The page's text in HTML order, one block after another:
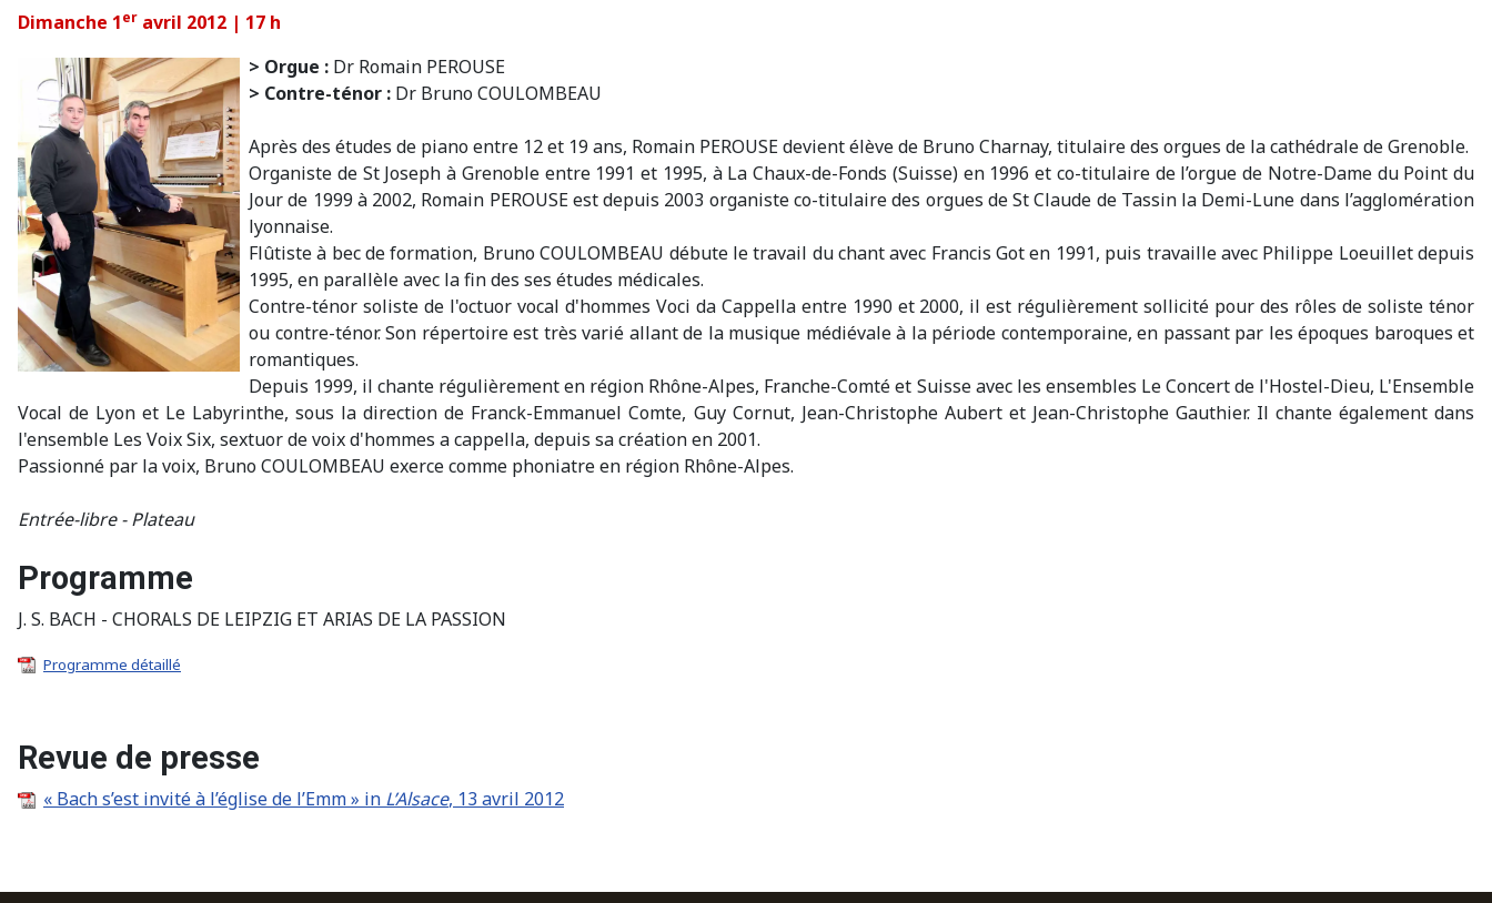
Dimanche 1er avril 2012 | 17 h
> Orgue : Dr Romain PEROUSE
> Contre-ténor : Dr Bruno COULOMBEAU
Après des études de piano entre 12 et 19 ans, Romain PEROUSE devient élève de Bruno Charnay, titulaire des orgues de la cathédrale de Grenoble.
Organiste de St Joseph à Grenoble entre 1991 et 1995, à La Chaux-de-Fonds (Suisse) en 1996 et co-titulaire de l’orgue de Notre-Dame du Point du
Jour de 1999 à 2002, Romain PEROUSE est depuis 2003 organiste co-titulaire des orgues de St Claude de Tassin la Demi-Lune dans l’agglomération
lyonnaise.
Flûtiste à bec de formation, Bruno COULOMBEAU débute le travail du chant avec Francis Got en 1991, puis travaille avec Philippe Loeuillet depuis
1995, en parallèle avec la fin des ses études médicales.
Contre-ténor soliste de l'octuor vocal d'hommes Voci da Cappella entre 1990 et 2000, il est régulièrement sollicité pour des rôles de soliste ténor
ou contre-ténor. Son répertoire est très varié allant de la musique médiévale à la période contemporaine, en passant par les époques baroques et
romantiques.
Depuis 1999, il chante régulièrement en région Rhône-Alpes, Franche-Comté et Suisse avec les ensembles Le Concert de l'Hostel-Dieu, L'Ensemble
Vocal de Lyon et Le Labyrinthe, sous la direction de Franck-Emmanuel Comte, Guy Cornut, Jean-Christophe Aubert et Jean-Christophe Gauthier. Il chante également dans
l'ensemble Les Voix Six, sextuor de voix d'hommes a cappella, depuis sa création en 2001.
Passionné par la voix, Bruno COULOMBEAU exerce comme phoniatre en région Rhône-Alpes.
Entrée-libre - Plateau
Programme
J. S. BACH - CHORALS DE LEIPZIG ET ARIAS DE LA PASSION
Programme détaillé
Revue de presse
« Bach s’est invité à l’église de l’Emm » in L’Alsace, 13 avril 2012